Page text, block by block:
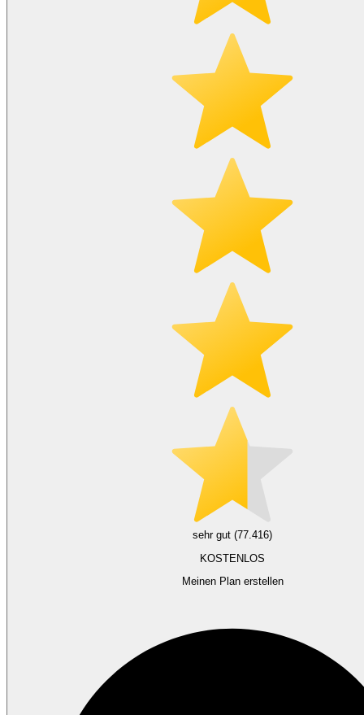
sehr gut (77.416)
KOSTENLOS
Meinen Plan erstellen